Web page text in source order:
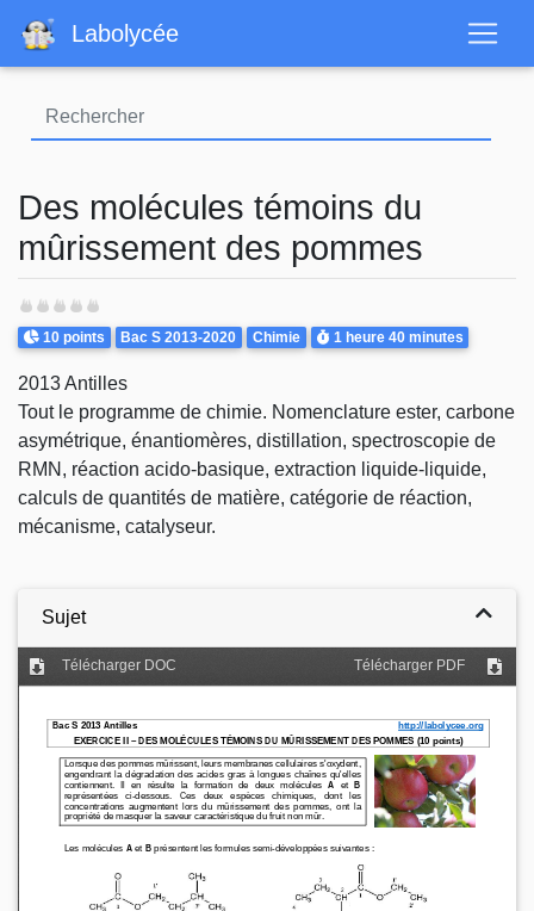
contenu
Labolycée
Des molécules témoins du
mûrissement des pommes
Points
10 points Theme
Bac S 2013-2020 Chimie Durée
1 heure 40 minutes
2013 Antilles
Tout le programme de chimie. Nomenclature ester, carbone
asymétrique, énantiomères, distillation, spectroscopie de
RMN, réaction acido-basique, extraction liquide-liquide,
calculs de quantités de matière, catégorie de réaction,
mécanisme, catalyseur.
Sujet